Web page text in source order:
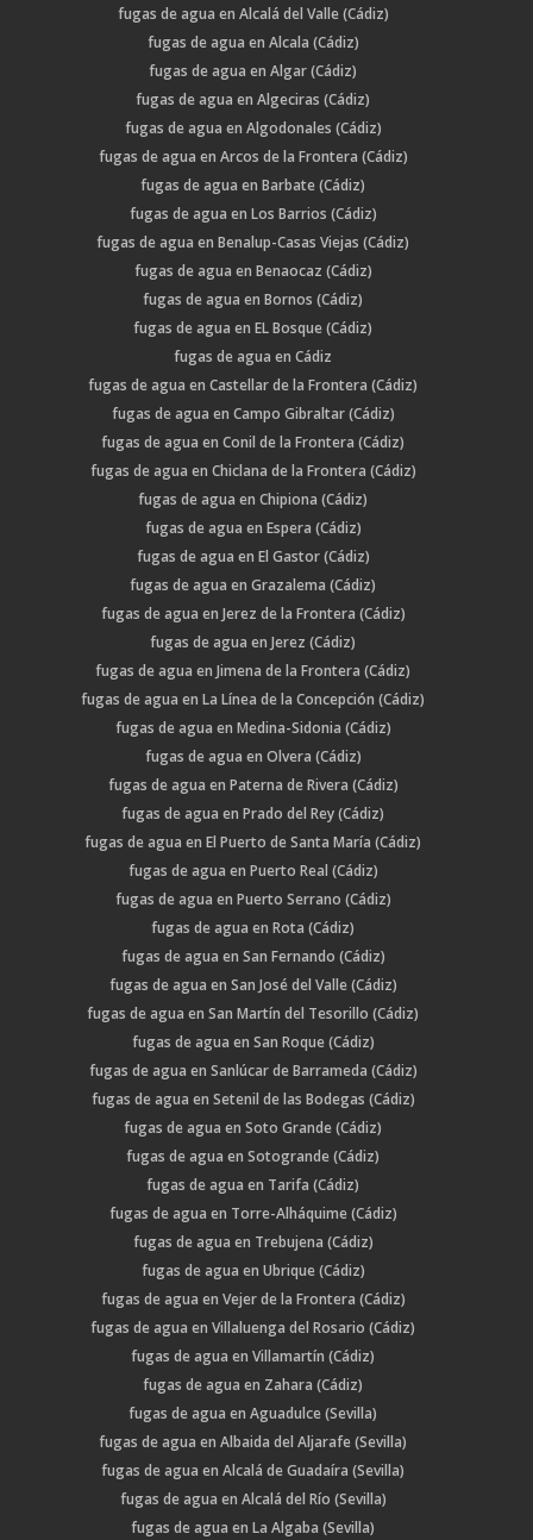
fugas de agua en Alcalá del Valle (Cádiz)
fugas de agua en Alcala (Cádiz)
fugas de agua en Algar (Cádiz)
fugas de agua en Algeciras (Cádiz)
fugas de agua en Algodonales (Cádiz)
fugas de agua en Arcos de la Frontera (Cádiz)
fugas de agua en Barbate (Cádiz)
fugas de agua en Los Barrios (Cádiz)
fugas de agua en Benalup-Casas Viejas (Cádiz)
fugas de agua en Benaocaz (Cádiz)
fugas de agua en Bornos (Cádiz)
fugas de agua en EL Bosque (Cádiz)
fugas de agua en Cádiz
fugas de agua en Castellar de la Frontera (Cádiz)
fugas de agua en Campo Gibraltar (Cádiz)
fugas de agua en Conil de la Frontera (Cádiz)
fugas de agua en Chiclana de la Frontera (Cádiz)
fugas de agua en Chipiona (Cádiz)
fugas de agua en Espera (Cádiz)
fugas de agua en El Gastor (Cádiz)
fugas de agua en Grazalema (Cádiz)
fugas de agua en Jerez de la Frontera (Cádiz)
fugas de agua en Jerez (Cádiz)
fugas de agua en Jimena de la Frontera (Cádiz)
fugas de agua en La Línea de la Concepción (Cádiz)
fugas de agua en Medina-Sidonia (Cádiz)
fugas de agua en Olvera (Cádiz)
fugas de agua en Paterna de Rivera (Cádiz)
fugas de agua en Prado del Rey (Cádiz)
fugas de agua en El Puerto de Santa María (Cádiz)
fugas de agua en Puerto Real (Cádiz)
fugas de agua en Puerto Serrano (Cádiz)
fugas de agua en Rota (Cádiz)
fugas de agua en San Fernando (Cádiz)
fugas de agua en San José del Valle (Cádiz)
fugas de agua en San Martín del Tesorillo (Cádiz)
fugas de agua en San Roque (Cádiz)
fugas de agua en Sanlúcar de Barrameda (Cádiz)
fugas de agua en Setenil de las Bodegas (Cádiz)
fugas de agua en Soto Grande (Cádiz)
fugas de agua en Sotogrande (Cádiz)
fugas de agua en Tarifa (Cádiz)
fugas de agua en Torre-Alháquime (Cádiz)
fugas de agua en Trebujena (Cádiz)
fugas de agua en Ubrique (Cádiz)
fugas de agua en Vejer de la Frontera (Cádiz)
fugas de agua en Villaluenga del Rosario (Cádiz)
fugas de agua en Villamartín (Cádiz)
fugas de agua en Zahara (Cádiz)
fugas de agua en Aguadulce (Sevilla)
fugas de agua en Albaida del Aljarafe (Sevilla)
fugas de agua en Alcalá de Guadaíra (Sevilla)
fugas de agua en Alcalá del Río (Sevilla)
fugas de agua en La Algaba (Sevilla)